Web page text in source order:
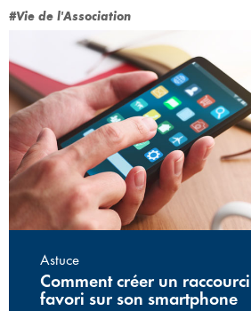
#Vie de l'Association
Astuce
Comment créer un
favori sur son smartphone